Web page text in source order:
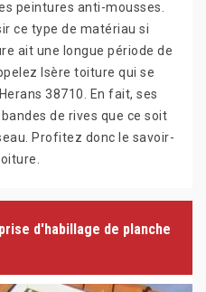
peintures anti-mousses.
ce type de matériau si
ait une longue période de
Isère toiture qui se
38710. En fait, ses
de rives que ce soit
Profitez donc le savoir-
d'habillage de planche